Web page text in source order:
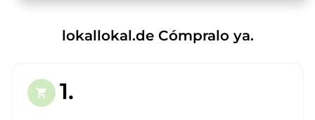
lokallokal.de Cómpralo ya.
shopping_cart 1.